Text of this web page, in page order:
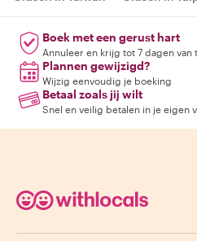
Boek met een gerust hart
Annuleer en krijg tot 7 dagen
Plannen gewijzigd?
Wijzig eenvoudig je boeking
Betaal zoals jij wilt
Snel en veilig betalen in je eigen